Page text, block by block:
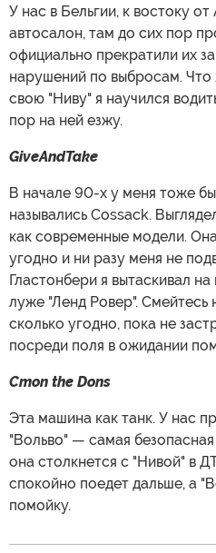
У нас в Бельгии, к востоку от
автосалон, там до сих пор
официально прекратили их
нарушений по выбросам. Что
свою "Ниву" я научился
пор на ней езжу.
GiveAndTake
В начале 90-х у меня тоже
назывались Cossack.
как современные модели.
угодно и ни разу меня не
Гластонбери я вытаскивал
луже "Ленд Ровер".
сколько угодно, пока не
посреди поля в ожидании
Cmon the Dons
Эта машина как танк. У нас
"Вольво" — самая
она столкнется с "Нивой" в
спокойно поедет дальше, а
помойку.